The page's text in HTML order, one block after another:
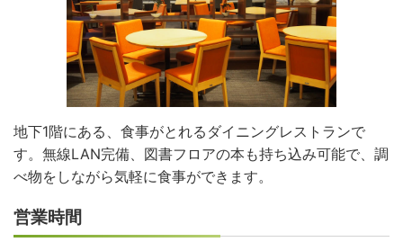
地下1階にある、食事がとれるダイニングレストランで
す。無線LAN完備、図書フロアの本も持ち込み可能で、調
べ物をしながら気軽に食事ができます。
営業時間